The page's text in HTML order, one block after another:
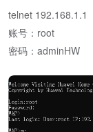
telnet 192.168.1.1
账号：root
密码：adminHW